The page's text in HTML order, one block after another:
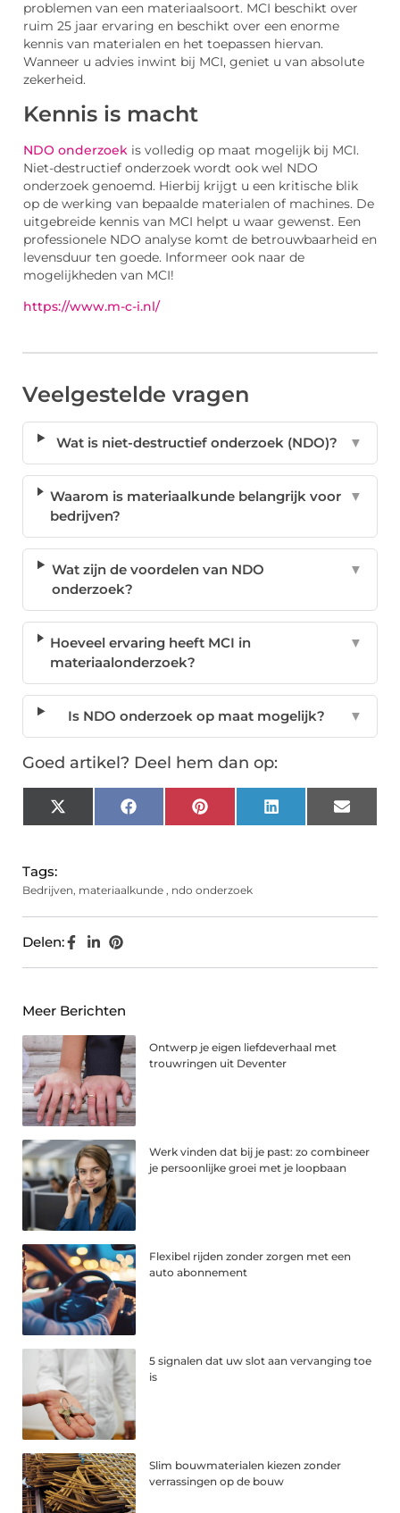
problemen van een materiaalsoort. MCI beschikt over
ruim 25 jaar ervaring en beschikt over een enorme
kennis van materialen en het toepassen hiervan.
Wanneer u advies inwint bij MCI, geniet u van absolute
zekerheid.
Kennis is macht
NDO onderzoek is volledig op maat mogelijk bij MCI.
Niet-destructief onderzoek wordt ook wel NDO
onderzoek genoemd. Hierbij krijgt u een kritische blik
op de werking van bepaalde materialen of machines. De
uitgebreide kennis van MCI helpt u waar gewenst. Een
professionele NDO analyse komt de betrouwbaarheid en
levensduur ten goede. Informeer ook naar de
mogelijkheden van MCI!
https://www.m-c-i.nl/
Veelgestelde vragen
Wat is niet-destructief onderzoek (NDO)? ▼
Waarom is materiaalkunde belangrijk voor
bedrijven?
▼
Wat zijn de voordelen van NDO
onderzoek?
▼
Hoeveel ervaring heeft MCI in
materiaalonderzoek?
▼
Is NDO onderzoek op maat mogelijk? ▼
Goed artikel? Deel hem dan op:
X
(Twitter)
FacebookPinterest LinkedIn Email
Tags:
Bedrijven, materiaalkunde , ndo onderzoek
Delen:
Meer Berichten
Ontwerp je eigen liefdeverhaal met
trouwringen uit Deventer
Werk vinden dat bij je past: zo combineer
je persoonlijke groei met je loopbaan
Flexibel rijden zonder zorgen met een
auto abonnement
5 signalen dat uw slot aan vervanging toe
is
Slim bouwmaterialen kiezen zonder
verrassingen op de bouw